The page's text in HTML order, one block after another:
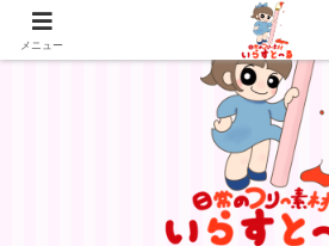
メニュー